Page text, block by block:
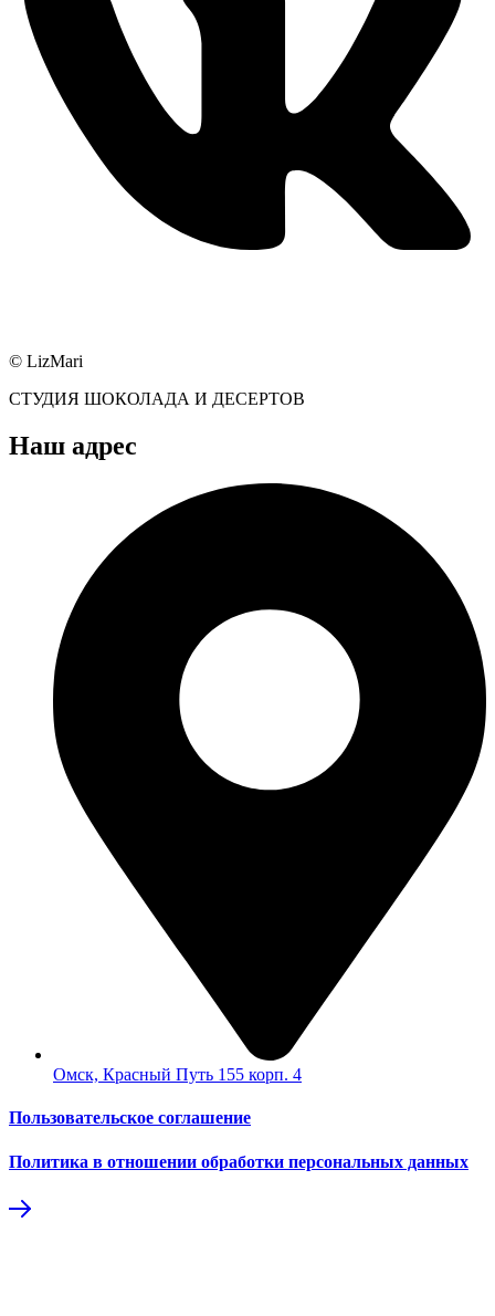
© LizMari
СТУДИЯ ШОКОЛАДА И ДЕСЕРТОВ
Наш адрес
Омск, Красный Путь 155 корп. 4
Пользовательское соглашение
Политика в отношении обработки персональных данных